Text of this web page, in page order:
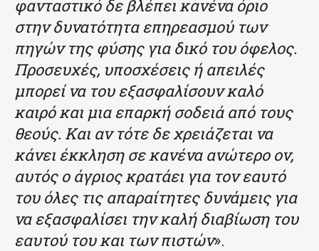
φανταστικό δε βλέπει κανένα όριο
στην δυνατότητα επηρεασμού των
πηγών της φύσης για δικό του όφελος.
Προσευχές, υποσχέσεις ή απειλές
μπορεί να του εξασφαλίσουν καλό
καιρό και μια επαρκή σοδειά από τους
θεούς. Και αν τότε δε χρειάζεται να
κάνει έκκληση σε κανένα ανώτερο ον,
αυτός ο άγριος κρατάει για τον εαυτό
του όλες τις απαραίτητες δυνάμεις για
να εξασφαλίσει την καλή διαβίωση του
εαυτού του και των πιστών».